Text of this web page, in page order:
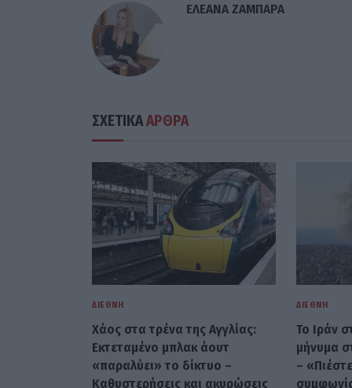
ΕΛΕΑΝΑ ΖΑΜΠΑΡΑ
ΣΧΕΤΙΚΑΑΡΘΡΑ
ΔΙΕΘΝΉ
Χάος στα τρένα της Αγγλίας:
Εκτεταμένο μπλακ άουτ
«παραλύει» το δίκτυο –
Καθυστερήσεις και ακυρώσεις
ΔΙΕΘΝΉ
Το Ιράν
μήνυμα
–